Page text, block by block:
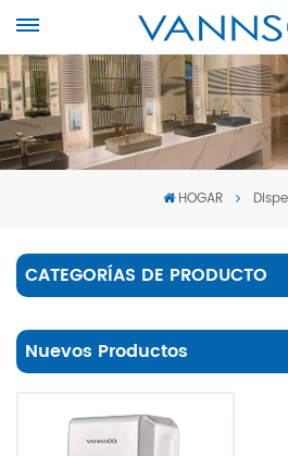
HOGAR
CATEGORÍAS DE PRODUCTO
Nuevos Productos